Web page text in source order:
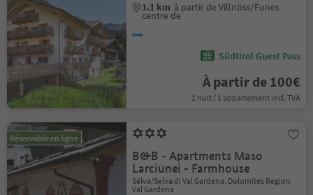
1.1 km à partir de Villnöss/Funes
centre de
Südtirol Guest Pass
À partir de 100€
1 nuit / 1 appartement incl. TVA
Réservable en ligne
B&B - Apartments Maso
Larciunei - Farmhouse
Sëlva/Selva di Val Gardena, Dolomites Region
Val Gardena